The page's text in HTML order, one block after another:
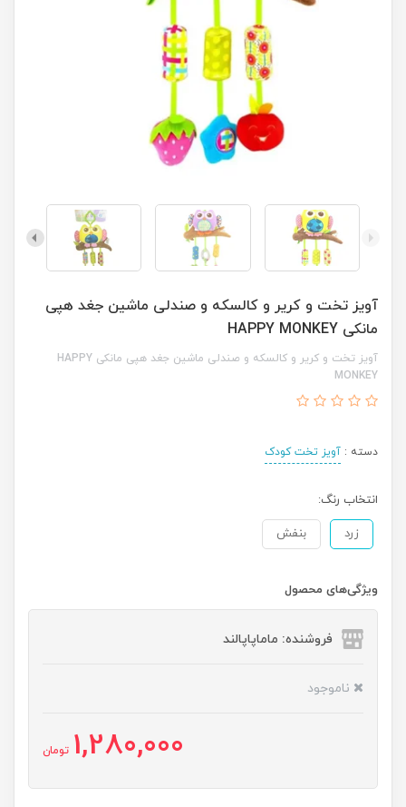
آویز تخت و کریر و کالسکه و صندلی ماشین جغد هپی
مانکی HAPPY MONKEY
آویز تخت و کریر و کالسکه و صندلی ماشین جغد هپی مانکی HAPPY
MONKEY
دسته : آویز تخت کودک
انتخاب رنگ:
زرد بنفش
ویژگی‌های محصول
فروشنده: ماماپاپالند
ناموجود
1,280,000 تومان